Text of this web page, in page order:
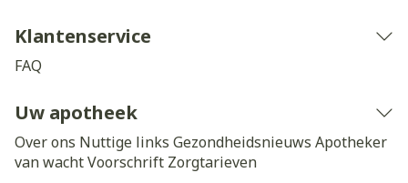
Klantenservice
FAQ
Uw apotheek
Over ons Nuttige links Gezondheidsnieuws Apotheker
van wachtVoorschrift Zorgtarieven